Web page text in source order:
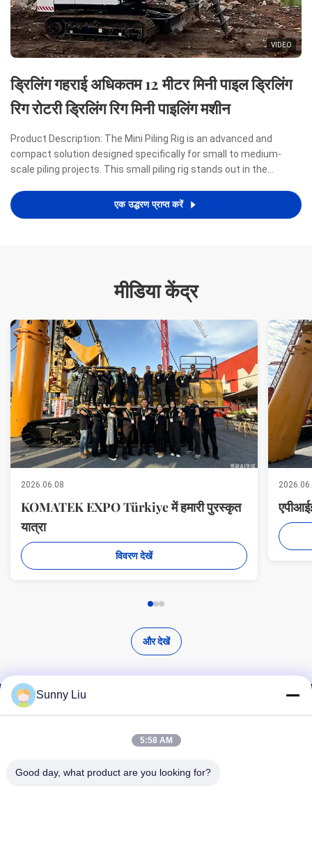
VIDEO
ड्रिलिंग गहराई अधिकतम 12 मीटर मिनी पाइल ड्रिलिंग
रिग रोटरी ड्रिलिंग रिग मिनी पाइलिंग मशीन
Product Description: The Mini Piling Rig is an advanced and
compact solution designed specifically for small to medium-
scale piling projects. This small piling rig stands out in the
power, efficiency, and portability, making it an ideal ...
एक उद्धरण प्राप्त करें
मीडिया केंद्र
2026.06.08
KOMATEK EXPO Türkiye में हमारी पुरस्कृत
यात्रा
विवरण देखें
और देखें
उच्च गुणवत्ता वाले उत्पाद खोजें
Sunny Liu
5:58 AM
Good day, what product are you looking for?